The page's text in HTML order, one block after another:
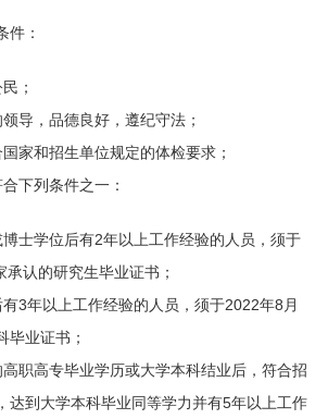
件：
；
导，品德良好，遵纪守法；
家和招生单位规定的体检要求；
下列条件之一：
博士学位后有2年以上工作经验的人员，须于
认的研究生毕业证书；
有3年以上工作经验的人员，须于2022年8月
毕业证书；
高职高专毕业学历或大学本科结业后，符合招
达到大学本科毕业同等学力并有5年以上工作